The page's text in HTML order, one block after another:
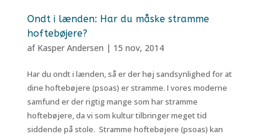
Ondt i lænden: Har du måske stramme
hoftebøjere?
af Kasper Andersen | 15 nov, 2014
Har du ondt i lænden, så er der høj sandsynlighed for at
dine hoftebøjere (psoas) er stramme. I vores moderne
samfund er der rigtig mange som har stramme
hoftebøjere, da vi som kultur tilbringer meget tid
siddende på stole. Stramme hoftebøjere (psoas) kan